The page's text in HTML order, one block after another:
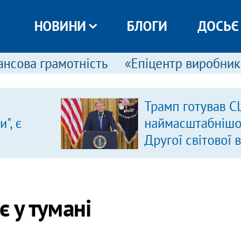
НОВИНИ БЛОГИ ДОСЬЄ
грамотність «Епіцентр
є
Трамп готував
Другої світової
у тумані